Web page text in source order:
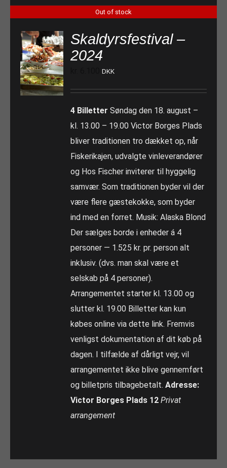
Out of stock
Skaldyrsfestival –
2024
DKK
4 Billetter Søndag den 18. august –
kl. 13.00 – 19.00 Victor Borges Plads
bliver traditionen tro dækket op, når
Fiskerikajen, udvalgte vinleverandører
og Hos Fischer inviterer til hyggelig
samvær. Som traditionen byder vil der
være flere gæstekokke, som byder
ind med en forret. Musik: Alaska Blond
Der sælges borde i enheder á 4
personer — 1.525 kr. pr. person alt
inklusiv. (dvs. man skal være et
selskab på 4 personer).
Arrangementet starter kl. 13.00 og
slutter kl. 19.00 Billetter kan kun
købes online via dette link. Fremvis
venligst dokumentation af dit køb på
dagen. I tilfælde af dårligt vejr, vil
arrangementet ikke blive gennemført
og billetpris tilbagebetalt.Adresse:
Victor Borges Plads 12 Privat
arrangement